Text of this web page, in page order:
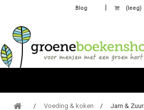
(leeg)
Blog
Voeding & koken Jam & Zuur